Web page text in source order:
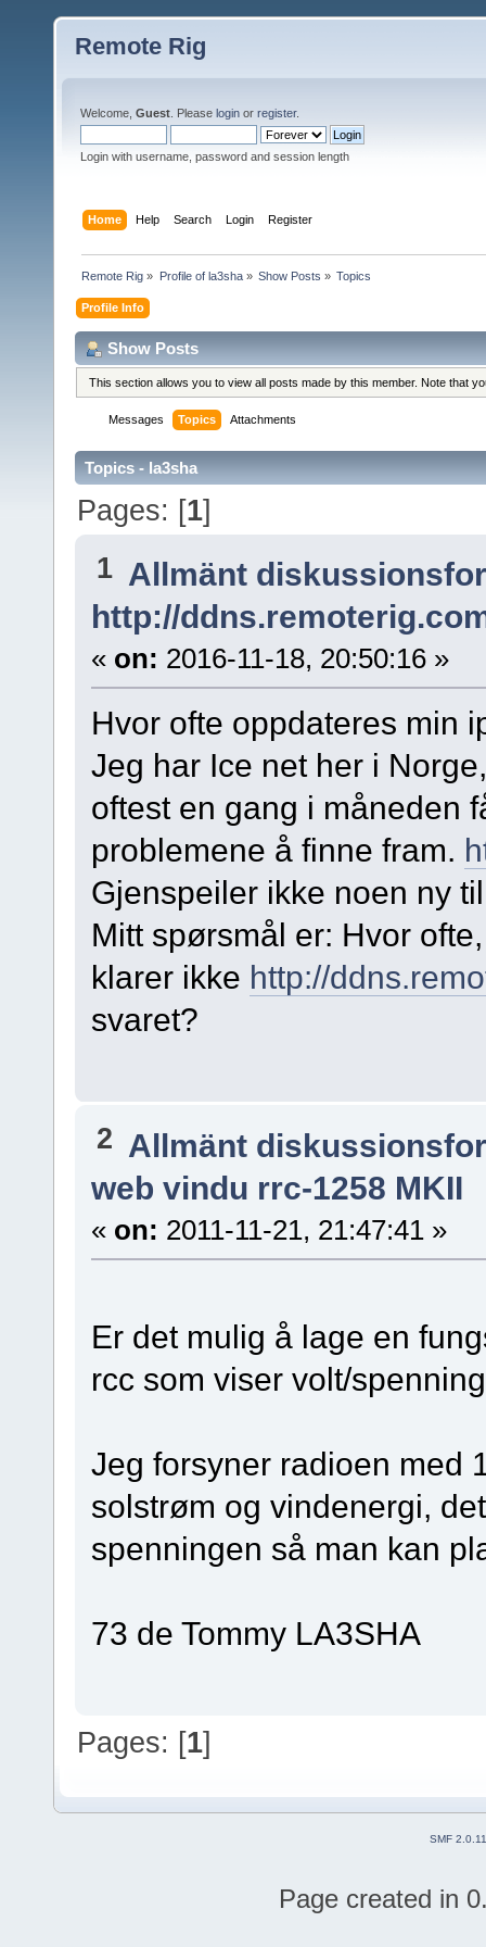
Remote Rig
Welcome, Guest . Please login or register.
Login with username, password and session length
Home Help Search Login Register
Remote Rig » Profile of la3sha» Show Posts » Topics
Profile Info
Show Posts
This section allows you to view all posts made by this member. Note that
Messages Topics Attachments
Topics - la3sha
Pages: [1]
1 Allmänt
http://
« on: 2016-11-18, 20:50:16 »
Hvor ofte oppdateres min
Jeg har Ice net her i
oftest en gang i måneden
problemene å finne fram.
Gjenspeiler ikke noen ny
Mitt spørsmål er: Hvor
klarer ikke http://
svaret?
2 Allmänt
web vindu rrc-1258 MKII
« on: 2011-11-21, 21:47:41 »
Er det mulig å lage en
rcc som viser volt/
Jeg forsyner radioen med
solstrøm og vindenergi,
spenningen så man kan
73 de Tommy LA3SHA
Pages: [1]
SMF 2.0.11
Page created in